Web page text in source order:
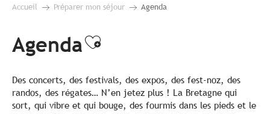
Accueil Préparer mon séjour Agenda
AgendaAjouter aux favoris
Des concerts, des festivals, des expos, des fest-noz, des
randos, des régates… N’en jetez plus ! La Bretagne qui
sort, qui vibre et qui bouge, des fourmis dans les pieds et le